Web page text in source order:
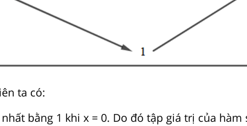
ta có:
bằng 1 khi x = 0. Do đó tập giá trị của hàm